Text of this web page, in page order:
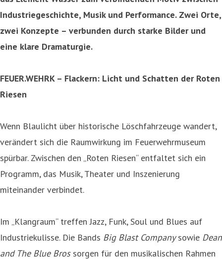
Industriegeschichte, Musik und Performance. Zwei Orte,
zwei Konzepte – verbunden durch starke Bilder und
eine klare Dramaturgie.
FEUER.WEHRK – Flackern: Licht und Schatten der Roten
Riesen
Wenn Blaulicht über historische Löschfahrzeuge wandert,
verändert sich die Raumwirkung im Feuerwehrmuseum
spürbar. Zwischen den „Roten Riesen“ entfaltet sich ein
Programm, das Musik, Theater und Inszenierung
miteinander verbindet.
Im „Klangraum“ treffen Jazz, Funk, Soul und Blues auf
Industriekulisse. Die Bands Big Blast Companysowie Dean
and The Blue Brossorgen für den musikalischen Rahmen